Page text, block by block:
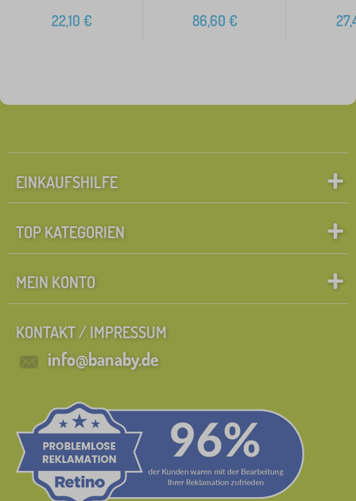
22,10 € 86,60 €
EINKAUFSHILFE
TOP KATEGORIEN
MEIN KONTO
KONTAKT / IMPRESSUM
info@banaby.de